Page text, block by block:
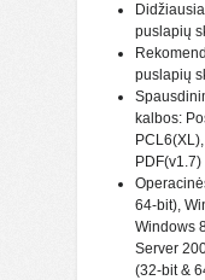
puslapių
puslapių
kalbos:
PDF(v1.7)
64-bit),
Windows
Server
(32-bit &